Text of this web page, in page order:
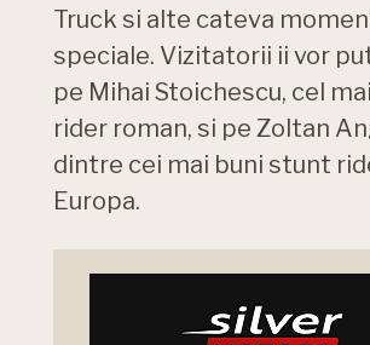
Truck si alte cateva
speciale. Vizitatorii ii vor
pe Mihai Stoichescu, cel
rider roman, si pe Zoltan
dintre cei mai buni stunt
Europa.